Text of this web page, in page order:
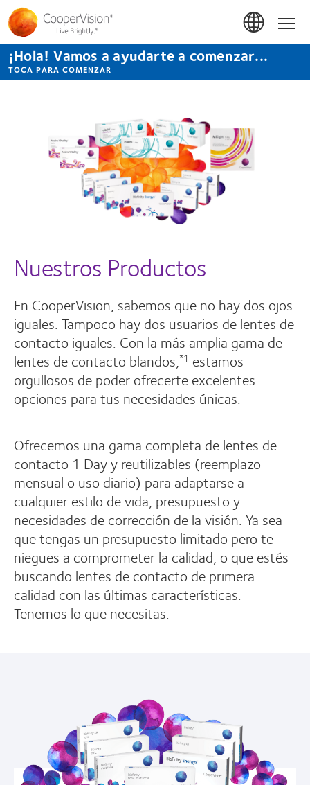
Pasar
contenido
principal
Inicio
¡Hola! Vamos a ayudarte a comenzar...
TOCA PARA COMENZAR
Nuestros Productos
En CooperVision, sabemos que no hay dos ojos
iguales. Tampoco hay dos usuarios de lentes de
contacto iguales. Con la más amplia gama de
lentes de contacto blandos,*1 estamos
orgullosos de poder ofrecerte excelentes
opciones para tus necesidades únicas.
Ofrecemos una gama completa de lentes de
contacto 1 Day y reutilizables (reemplazo
mensual o uso diario) para adaptarse a
cualquier estilo de vida, presupuesto y
necesidades de corrección de la visión. Ya sea
que tengas un presupuesto limitado pero te
niegues a comprometer la calidad, o que estés
buscando lentes de contacto de primera
calidad con las últimas características.
Tenemos lo que necesitas.